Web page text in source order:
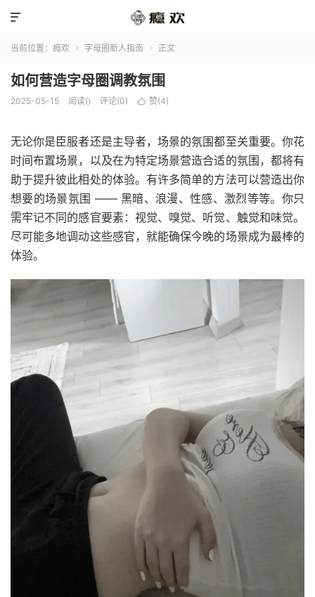

当前位置： 瘾欢  字母圈新人指南  正文
如何营造字母圈调教氛围
2025-05-15 阅读() 评论(0)  赞(4)
无论你是臣服者还是主导者，场景的氛围都至关重要。你花
时间布置场景，以及在为特定场景营造合适的氛围，都将有
助于提升彼此相处的体验。有许多简单的方法可以营造出你
想要的场景氛围 —— 黑暗、浪漫、性感、激烈等等。你只
需牢记不同的感官要素：视觉、嗅觉、听觉、触觉和味觉。
尽可能多地调动这些感官，就能确保今晚的场景成为最棒的
体验。